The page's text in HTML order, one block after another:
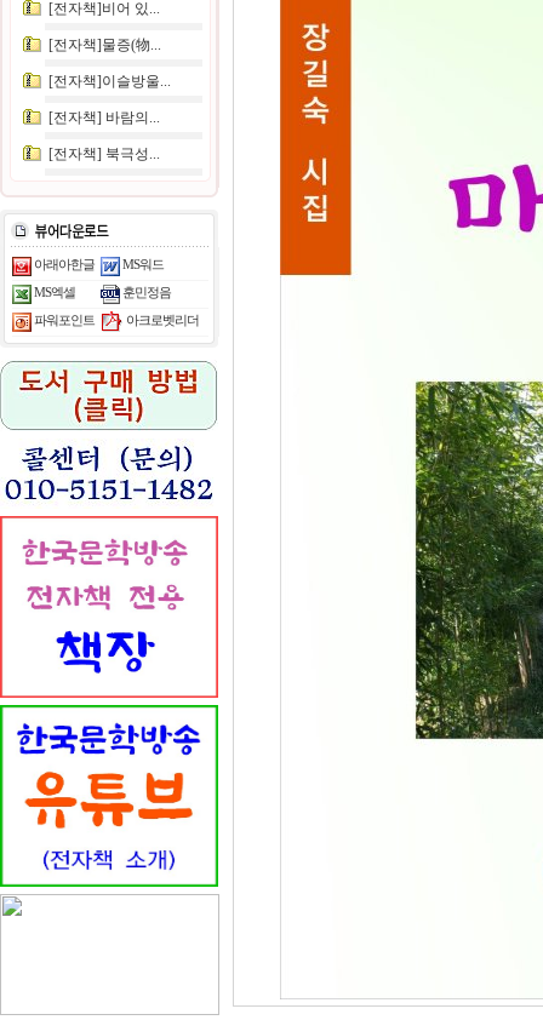
[전자책]비어 있...
[전자책]물증(物...
[전자책]이슬방울...
[전자책] 바람의...
[전자책] 북극성...
아래아한글 MS워드
MS엑셀 훈민정음
파워포인트 아크로벳리더